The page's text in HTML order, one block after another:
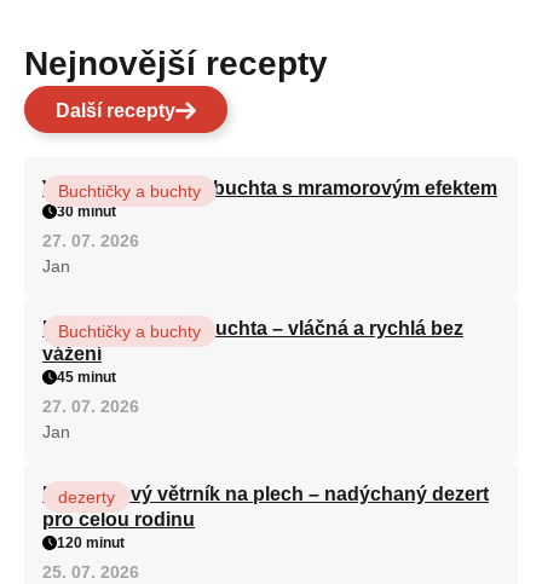
Nejnovější recepty
Další recepty
Vláčná olejová litá buchta s mramorovým efektem
Buchtičky a buchty
30 minut
27. 07. 2026
Jan
Hrnková maková buchta – vláčná a rychlá bez
vážení
Buchtičky a buchty
45 minut
27. 07. 2026
Jan
Karamelový větrník na plech – nadýchaný dezert
pro celou rodinu
dezerty
120 minut
25. 07. 2026